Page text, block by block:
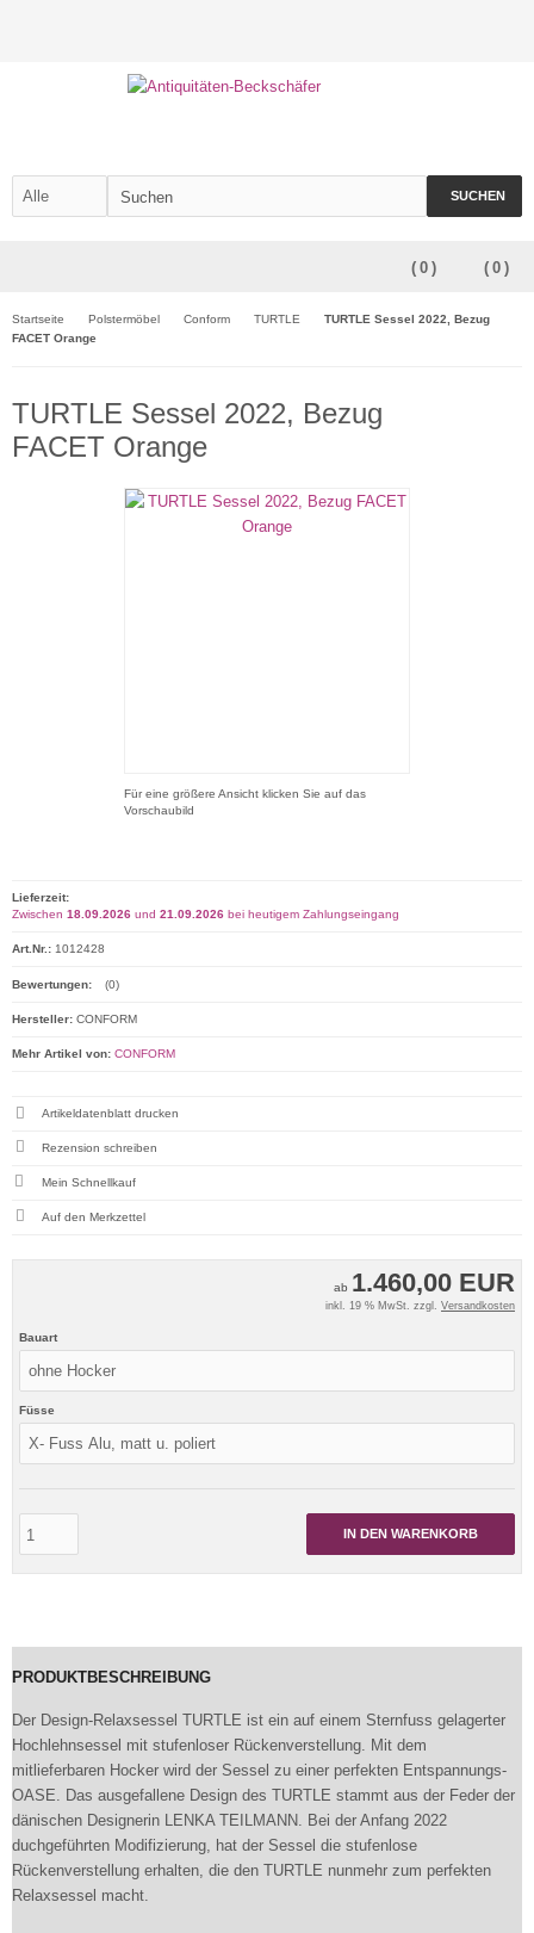
SUCHEN
( 0 )
( 0 )
Startseite Polstermöbel Conform TURTLE
TURTLE Sessel 2022, Bezug
FACET Orange
TURTLE Sessel 2022, Bezug
FACET Orange
Für eine größere Ansicht klicken Sie auf das
Vorschaubild
ab 1.460,00 EUR
inkl. 19 % MwSt. zzgl. Versandkosten
Bauart
Füsse
IN DEN WARENKORB
Lieferzeit:
Zwischen 18.09.2026 und 21.09.2026 bei heutigem Zahlungseingang
Art.Nr.: 1012428
Bewertungen: (0)
Hersteller: CONFORM
Mehr Artikel von: CONFORM
Artikeldatenblatt drucken
Rezension schreiben
Mein Schnellkauf
PRODUKTBESCHREIBUNG
Der Design-Relaxsessel TURTLE ist ein auf einem Sternfuss gelagerter
Hochlehnsessel mit stufenloser Rückenverstellung. Mit dem
mitlieferbaren Hocker wird der Sessel zu einer perfekten Entspannungs-
OASE. Das ausgefallene Design des TURTLE stammt aus der Feder der
dänischen Designerin LENKA TEILMANN. Bei der Anfang 2022
duchgeführten Modifizierung, hat der Sessel die stufenlose
Rückenverstellung erhalten, die den TURTLE nunmehr zum perfekten
Relaxsessel macht.